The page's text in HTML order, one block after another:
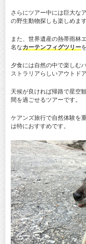
さらにツアー中には巨大な
の野生動物探しも楽しめます
また、世界遺産の熱帯雨林
名なカーテンフィグツリー
夕食には自然の中で楽しむ
ストラリアらしいアウトド
天候が良ければ帰路で星空
間を過ごせるツアーです。
ケアンズ旅行で自然体験を
は特におすすめです。